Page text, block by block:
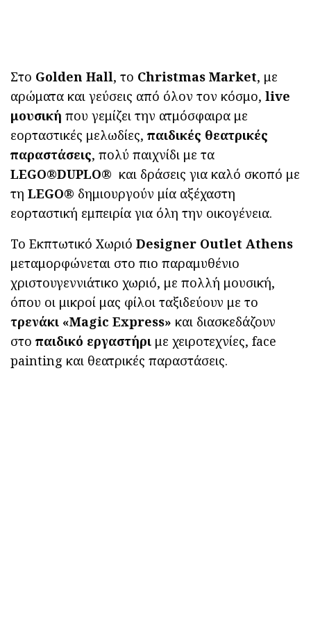
Στο Golden Hall, το Christmas Market, με
αρώματα και γεύσεις από όλον τον κόσμο,live
μουσική που γεμίζει την ατμόσφαιρα με
εορταστικές μελωδίες,παιδικές θεατρικές
παραστάσεις, πολύ παιχνίδι με τα
LEGO®DUPLO® και δράσεις για καλό σκοπό με
τηLEGO® δημιουργούν μία αξέχαστη
εορταστική εμπειρία για όλη την οικογένεια.
Το Εκπτωτικό ΧωριόDesigner Outlet Athens
μεταμορφώνεται στο πιο παραμυθένιο
χριστουγεννιάτικο χωριό, με πολλή μουσική,
όπου οι μικροί μας φίλοι ταξιδεύουν με το
τρενάκι «Magic Express» και διασκεδάζουν
στοπαιδικό εργαστήρι με χειροτεχνίες, face
painting και θεατρικές παραστάσεις.